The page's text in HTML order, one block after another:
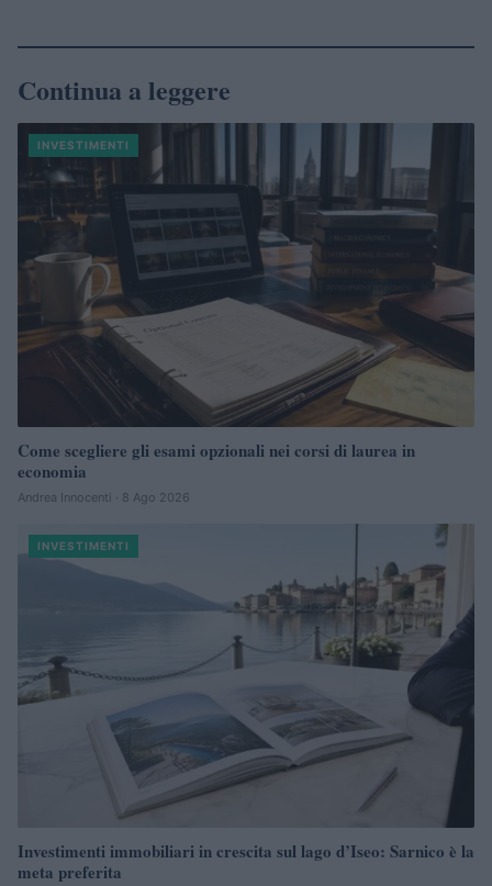
Continua a leggere
INVESTIMENTI
Come scegliere gli esami opzionali nei corsi di laurea in
economia
Andrea Innocenti · 8 Ago 2026
INVESTIMENTI
Investimenti immobiliari in crescita sul lago d’Iseo: Sarnico è la
meta preferita